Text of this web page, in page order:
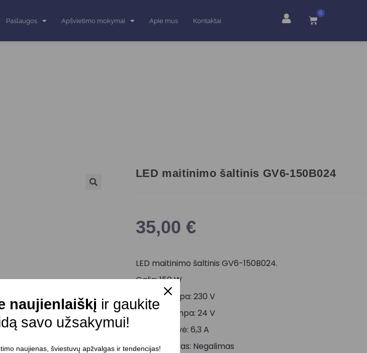
Paslaugos Apšvietimo mokymai Apie mus Kontaktai
0
LED maitinimo šaltinis GV6-150B024
35,00 €
LED maitinimo šaltinis GV6-150B024.
Galia: 150 W
Įėjimo įtampa: 230 V
Išėjimo įtampa: 24 V
Išėjimo srovė: 6,3 A
Dimeriavimas: Negalimas
naujienlaiškį ir gaukite
savo užsakymui!
naujienas, šviestuvų apžvalgas ir tendencijas!